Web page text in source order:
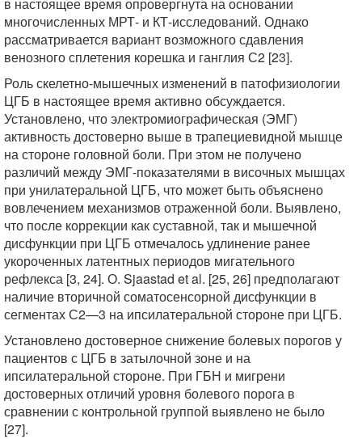
многочисленных МРТ- и КТ-исследований. Однако
рассматривается вариант возможного сдавления
венозного сплетения корешка и ганглия С2 [23].
Роль скелетно-мышечных изменений в патофизиологии
ЦГБ в настоящее время активно обсуждается.
Установлено, что электромиографическая (ЭМГ)
активность достоверно выше в трапециевидной мышце
на стороне головной боли. При этом не получено
различий между ЭМГ-показателями в височных мышцах
при унилатеральной ЦГБ, что может быть объяснено
вовлечением механизмов отраженной боли. Выявлено,
что после коррекции как суставной, так и мышечной
дисфункции при ЦГБ отмечалось удлинение ранее
укороченных латентных периодов мигательного
рефлекса [3, 24]. О. Sjaastad et al. [25, 26] предполагают
наличие вторичной соматосенсорной дисфункции в
сегментах С2—3 на ипсилатеральной стороне при ЦГБ.
Установлено достоверное снижение болевых порогов у
пациентов с ЦГБ в затылочной зоне и на
ипсилатеральной стороне. При ГБН и мигрени
достоверных отличий уровня болевого порога в
сравнении с контрольной группой выявлено не было
[27].